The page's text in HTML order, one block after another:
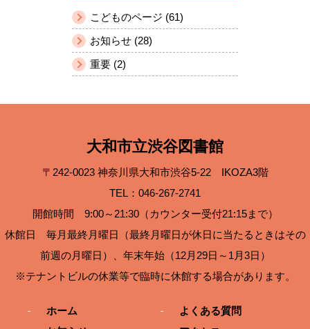
こどものページ (61)
お知らせ (28)
重要 (2)
大和市立渋谷図書館
〒242-0023 神奈川県大和市渋谷5-22 IKOZA3階
TEL：046-267-2741
開館時間 9:00～21:30（カウンター受付21:15まで）
休館日 毎月最終月曜日（最終月曜日が休日に当たるときはその
前週の月曜日）、年末年始（12月29日～1月3日）
※テナントビルの休業等で臨時に休館する場合があります。
ホーム
よくある質問